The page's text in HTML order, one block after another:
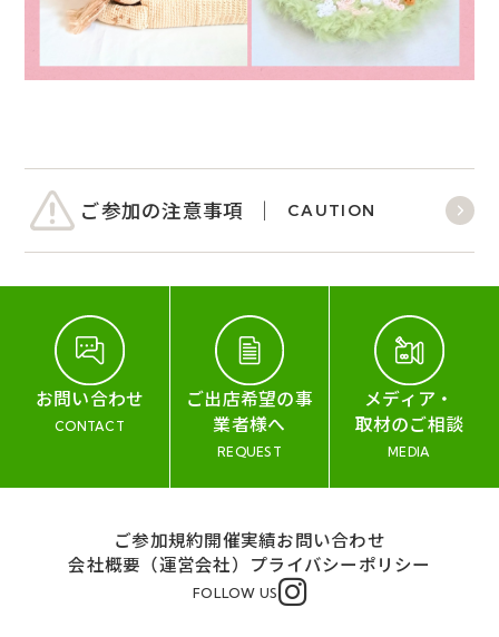
ご参加の注意事項 CAUTION
お問い合わせ
CONTACT
ご出店希望の事
業者様へ
REQUEST
メディア・
取材のご相談
MEDIA
ご参加規約開催実績お問い合わせ
会社概要（運営会社） プライバシーポリシー
FOLLOW US